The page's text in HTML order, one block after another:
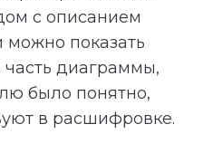
с описанием
можно показать
диаграммы,
было понятно,
в расшифровке.